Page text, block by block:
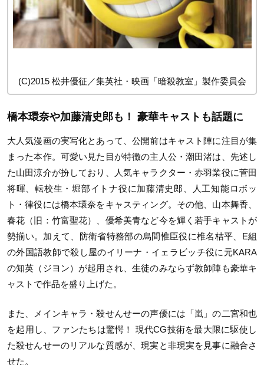
(C)2015 松井優征／集英社・映画「暗殺教室」製作委員会
橋本環奈や加藤清史郎も！ 豪華キャストも話題に
大人気漫画の実写化とあって、公開前はキャスト陣に注目が集
まった本作。可愛い見た目が特徴の主人公・潮田渚は、先述し
た山田涼介が扮しており、人気キャラクター・赤羽業役に菅田
将暉、転校生・堀部イトナ役に加藤清史郎、人工知能ロボッ
ト・律役には橋本環奈をキャスティング。その他、山本舞香、
春花（旧：竹富聖花）、優希美青など今を輝く若手キャストが
勢揃い。加えて、防衛省特務部の烏間惟臣役に椎名桔平、E組
の外国語教師で殺し屋のイリーナ・イェラビッチ役に元KARA
の知英（ジヨン）が起用され、生徒のみならず教師陣も豪華キ
ャストで作品を盛り上げた。
また、メインキャラ・殺せんせーの声優には「嵐」の二宮和也
を起用し、ファンたちは驚愕！ 現代CG技術を最大限に駆使し
た殺せんせーのリアルな質感が、現実と非現実を見事に融合さ
せた。